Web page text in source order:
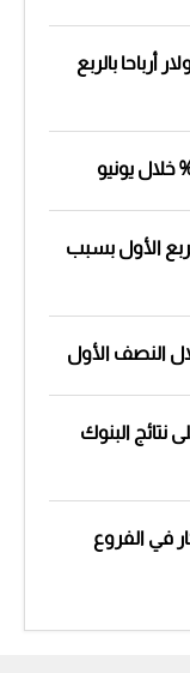
82.2 مليون دولار أرباحا بالربع
ينكمش 4.6% في الربع الأول بسبب
البنوك
في الفروع